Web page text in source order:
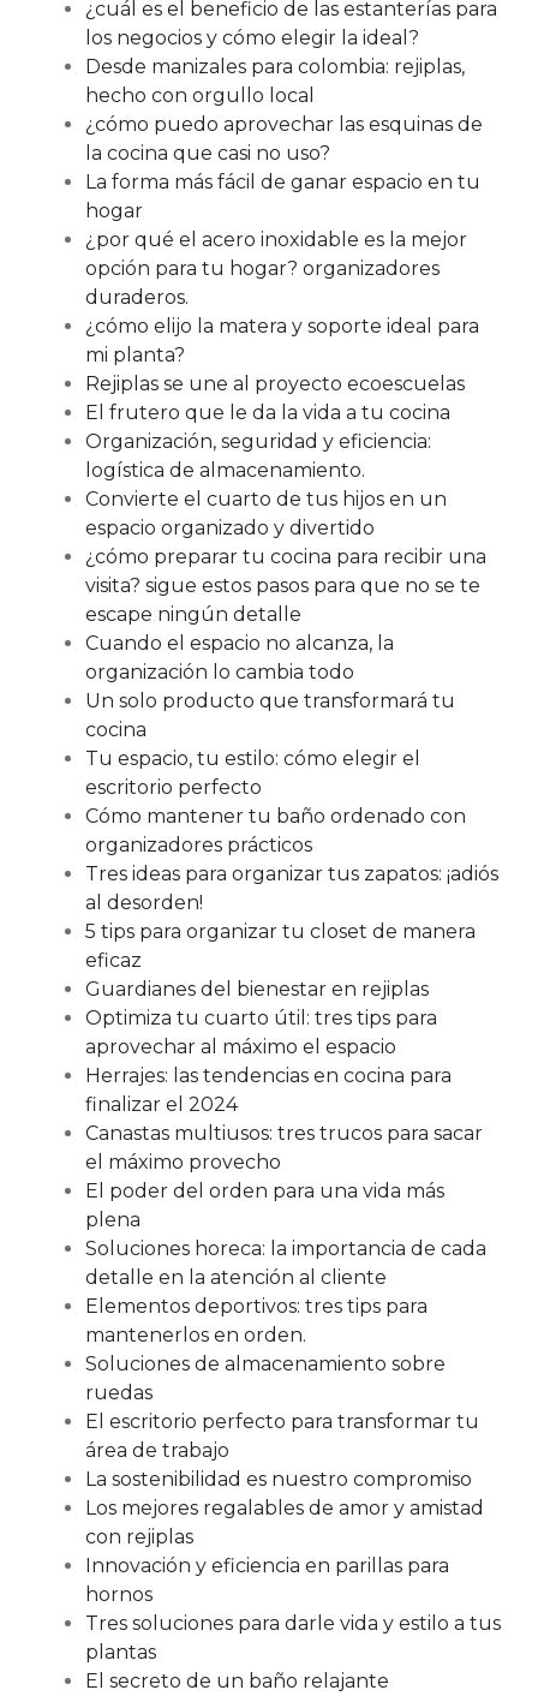
¿cuál es el beneficio de las estanterías para
los negocios y cómo elegir la ideal?
Desde manizales para colombia: rejiplas,
hecho con orgullo local
¿cómo puedo aprovechar las esquinas de
la cocina que casi no uso?
La forma más fácil de ganar espacio en tu
hogar
¿por qué el acero inoxidable es la mejor
opción para tu hogar? organizadores
duraderos.
¿cómo elijo la matera y soporte ideal para
mi planta?
Rejiplas se une al proyecto ecoescuelas
El frutero que le da la vida a tu cocina
Organización, seguridad y eficiencia:
logística de almacenamiento.
Convierte el cuarto de tus hijos en un
espacio organizado y divertido
¿cómo preparar tu cocina para recibir una
visita? sigue estos pasos para que no se te
escape ningún detalle
Cuando el espacio no alcanza, la
organización lo cambia todo
Un solo producto que transformará tu
cocina
Tu espacio, tu estilo: cómo elegir el
escritorio perfecto
Cómo mantener tu baño ordenado con
organizadores prácticos
Tres ideas para organizar tus zapatos: ¡adiós
al desorden!
5 tips para organizar tu closet de manera
eficaz
Guardianes del bienestar en rejiplas
Optimiza tu cuarto útil: tres tips para
aprovechar al máximo el espacio
Herrajes: las tendencias en cocina para
finalizar el 2024
Canastas multiusos: tres trucos para sacar
el máximo provecho
El poder del orden para una vida más
plena
Soluciones horeca: la importancia de cada
detalle en la atención al cliente
Elementos deportivos: tres tips para
mantenerlos en orden.
Soluciones de almacenamiento sobre
ruedas
El escritorio perfecto para transformar tu
área de trabajo
La sostenibilidad es nuestro compromiso
Los mejores regalables de amor y amistad
con rejiplas
Innovación y eficiencia en parillas para
hornos
Tres soluciones para darle vida y estilo a tus
plantas
El secreto de un baño relajante